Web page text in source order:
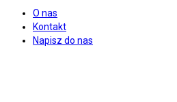
O nas
Kontakt
Napisz do nas